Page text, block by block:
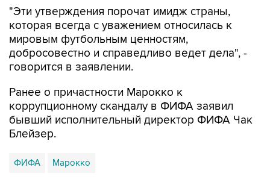
"Эти утверждения порочат имидж страны,
которая всегда с уважением относилась к
мировым футбольным ценностям,
добросовестно и справедливо ведет дела", -
говорится в заявлении.
Ранее о причастности Марокко к
коррупционному скандалу в ФИФА заявил
бывший исполнительный директор ФИФА Чак
Блейзер.
ФИФА Марокко